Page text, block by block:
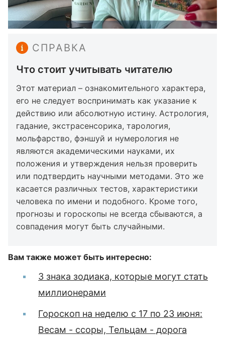
СПРАВКА
Что стоит учитывать читателю
Этот материал – ознакомительного характера,
его не следует воспринимать как указание к
действию или абсолютную истину. Астрология,
гадание, экстрасенсорика, тарология,
мольфарство, фэншуй и нумерология не
являются академическими науками, их
положения и утверждения нельзя проверить
или подтвердить научными методами. Это же
касается различных тестов, характеристики
человека по имени и подобного. Кроме того,
прогнозы и гороскопы не всегда сбываются, а
совпадения могут быть случайными.
Вам также может быть интересно:
3 знака зодиака, которые могут стать
миллионерами
Гороскоп на неделю с 17 по 23 июня:
Весам - ссоры, Тельцам - дорога